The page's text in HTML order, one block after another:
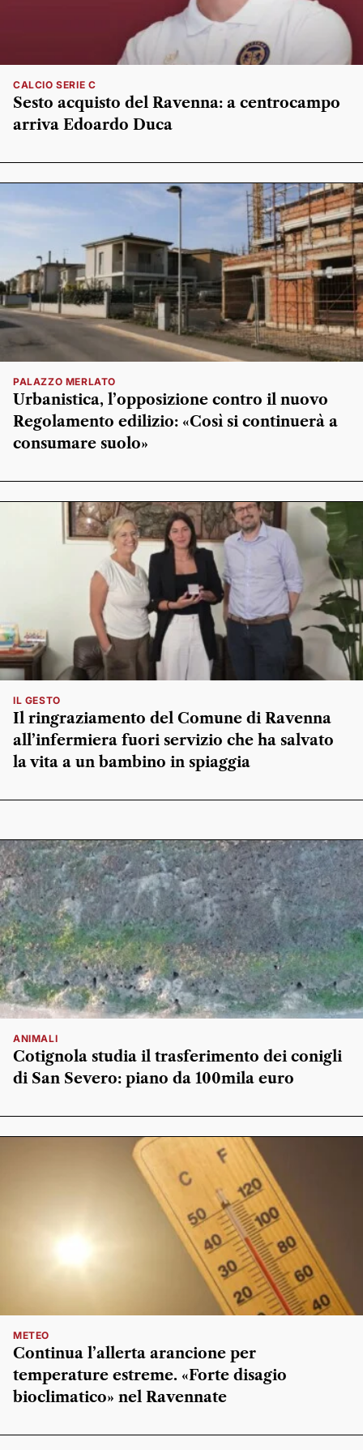
CALCIO SERIE C
Sesto acquisto del Ravenna: a centrocampo
arriva Edoardo Duca
PALAZZO MERLATO
Urbanistica, l’opposizione contro il nuovo
Regolamento edilizio: «Così si continuerà a
consumare suolo»
IL GESTO
Il ringraziamento del Comune di Ravenna
all’infermiera fuori servizio che ha salvato
la vita a un bambino in spiaggia
ANIMALI
Cotignola studia il trasferimento dei conigli
di San Severo: piano da 100mila euro
METEO
Continua l’allerta arancione per
temperature estreme. «Forte disagio
bioclimatico» nel Ravennate